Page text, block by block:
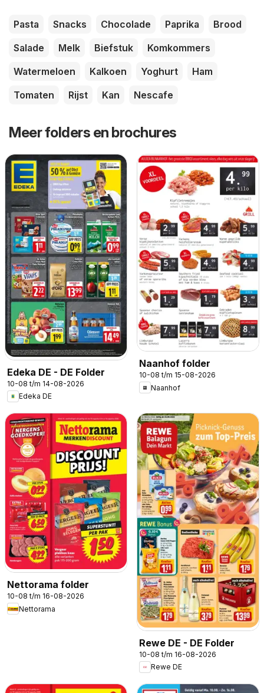
Pasta Snacks Chocolade Paprika
Brood
Salade
Melk Biefstuk
Komkommers
Watermeloen
Kalkoen Yoghurt
Ham
Tomaten
Rijst Kan Nescafe
Meer folders en brochures
Edeka DE - DE Folder
10-08 t/m 14-08-2026
Edeka DE
Naanhof folder
10-08 t/m 15-08-2026
Naanhof
Nettorama folder
10-08 t/m 16-08-2026
Nettorama
Rewe DE - DE Folder
10-08 t/m 16-08-2026
Rewe DE